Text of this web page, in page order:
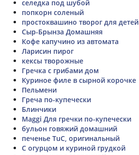
селедка под шубой
попкорн соленый
простоквашино творог для детей
Сыр-Брынза Домашняя
Кофе капучино из автомата
Ларисин пирог
кексы творожные
Гречка с грибами дом
Куриное филе в сырной корочке
Пельмени
Греча по-купечески
Блинчики
Maggi Для гречки по-купечески
бульон говяжий домашний
печенье TuC, оригинальный
С огурцом и куриной грудкой